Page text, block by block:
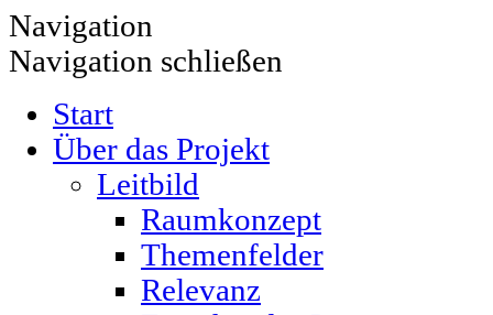
Navigation
Navigation schließen
Start
Über das Projekt
Leitbild
Raumkonzept
Themenfelder
Relevanz